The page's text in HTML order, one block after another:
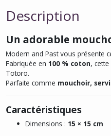
Description
Un adorable
Modern and Past vous présente
Fabriquée en 100 % coton,
Totoro.
Parfaite comme mouchoir,
Caractéristiques
Dimensions : 15 × 15 cm